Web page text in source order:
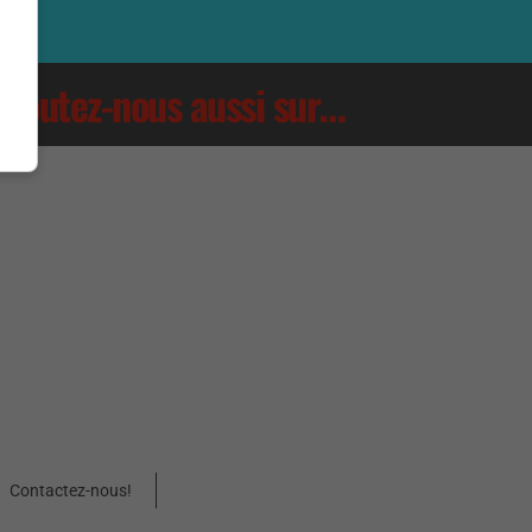
Écoutez-nous aussi sur…
Contactez-nous!